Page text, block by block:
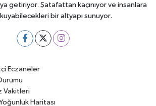
getiriyor. Şatafattan kaçınıyor ve insanlara
bir altyapı sunuyor.
Eczaneler
Vakitleri
Haritası